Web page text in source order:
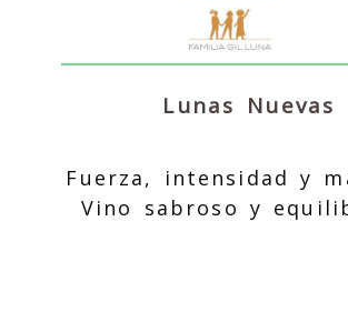
Lunas Nuevas
Fuerza, intensidad y
Vino sabroso y